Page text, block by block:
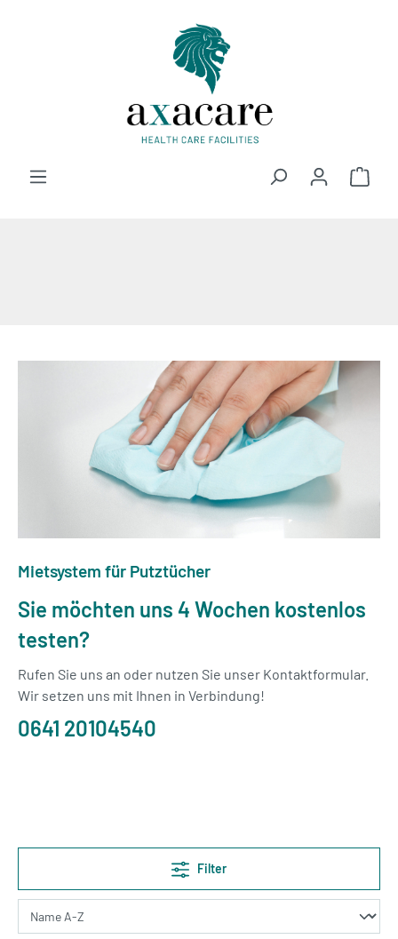
Mietsystem für Putztücher
Sie möchten uns 4 Wochen kostenlos
testen?
Rufen Sie uns an oder nutzen Sie unser Kontaktformular.
Wir setzen uns mit Ihnen in Verbindung!
0641 20104540
Filter